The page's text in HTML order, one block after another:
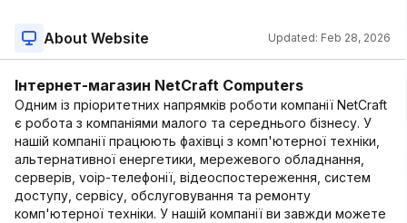
About Website Updated: Feb 28, 2026
Інтернет-магазин NetCraft Computers
Одним із пріоритетних напрямків роботи компанії NetCraft
є робота з компаніями малого та середнього бізнесу. У
нашій компанії працюють фахівці з комп'ютерної техніки,
альтернативної енергетики, мережевого обладнання,
серверів, voip-телефонії, відеоспостереження, систем
доступу, сервісу, обслуговування та ремонту
комп'ютерної техніки. У нашій компанії ви завжди можете